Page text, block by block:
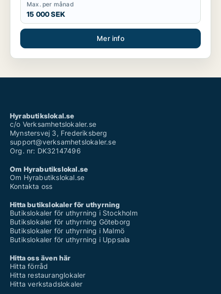
Max. per månad
15 000 SEK
Mer info
Hyrabutikslokal.se
c/o Verksamhetslokaler.se
Mynstersvej 3, Frederiksberg
support@verksamhetslokaler.se
Org. nr: DK32147496
Om Hyrabutikslokal.se
Om Hyrabutikslokal.se
Kontakta oss
Hitta butikslokaler för uthyrning
Butikslokaler för uthyrning i Stockholm
Butikslokaler för uthyrning Göteborg
Butikslokaler för uthyrning i Malmö
Butikslokaler för uthyrning i Uppsala
Hitta oss även här
Hitta förråd
Hitta restauranglokaler
Hitta verkstadslokaler